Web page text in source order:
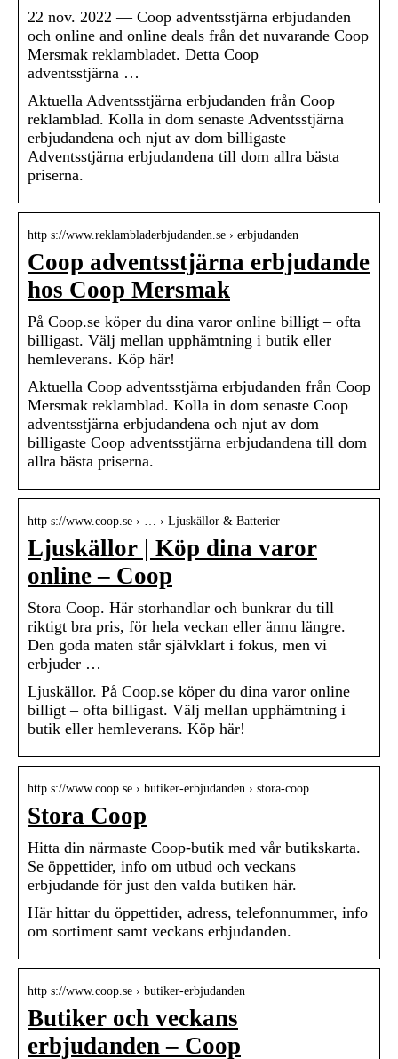
22 nov. 2022 — Coop adventsstjärna erbjudanden
och online and online deals från det nuvarande Coop
Mersmak reklambladet. Detta Coop
adventsstjärna …
Aktuella Adventsstjärna erbjudanden från Coop
reklamblad. Kolla in dom senaste Adventsstjärna
erbjudandena och njut av dom billigaste
Adventsstjärna erbjudandena till dom allra bästa
priserna.
http s://www.reklambladerbjudanden.se › erbjudanden
Coop adventsstjärna erbjudande
hos Coop Mersmak
På Coop.se köper du dina varor online billigt – ofta
billigast. Välj mellan upphämtning i butik eller
hemleverans. Köp här!
Aktuella Coop adventsstjärna erbjudanden från Coop
Mersmak reklamblad. Kolla in dom senaste Coop
adventsstjärna erbjudandena och njut av dom
billigaste Coop adventsstjärna erbjudandena till dom
allra bästa priserna.
http s://www.coop.se › … › Ljuskällor & Batterier
Ljuskällor | Köp dina varor
online – Coop
Stora Coop. Här storhandlar och bunkrar du till
riktigt bra pris, för hela veckan eller ännu längre.
Den goda maten står självklart i fokus, men vi
erbjuder …
Ljuskällor. På Coop.se köper du dina varor online
billigt – ofta billigast. Välj mellan upphämtning i
butik eller hemleverans. Köp här!
http s://www.coop.se › butiker-erbjudanden › stora-coop
Stora Coop
Hitta din närmaste Coop-butik med vår butikskarta.
Se öppettider, info om utbud och veckans
erbjudande för just den valda butiken här.
Här hittar du öppettider, adress, telefonnummer, info
om sortiment samt veckans erbjudanden.
http s://www.coop.se › butiker-erbjudanden
Butiker och veckans
erbjudanden – Coop